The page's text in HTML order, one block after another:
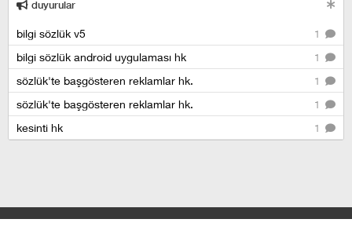
duyurular
1
bilgi sözlük v5
1
bilgi sözlük android uygulaması hk
1
sözlük'te başgösteren reklamlar hk.
1
sözlük'te başgösteren reklamlar hk.
1
kesinti hk